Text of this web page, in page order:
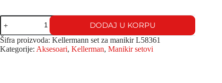
DODAJ U KORPU
Šifra proizvoda: Kellermann set za manikir L58361
Kategorije: Aksesoari, Kellerman, Manikir setovi